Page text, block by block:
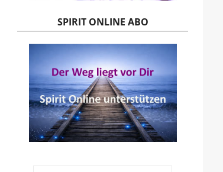
SPIRIT ONLINE ABO